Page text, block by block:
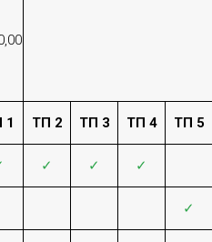
1 ТП 2 ТП 3 ТП 4 ТП 5
✓ ✓ ✓
✓
в своем роде тип
как для
так цифровых и
поэтому абонентами
не только люди, а
средства.